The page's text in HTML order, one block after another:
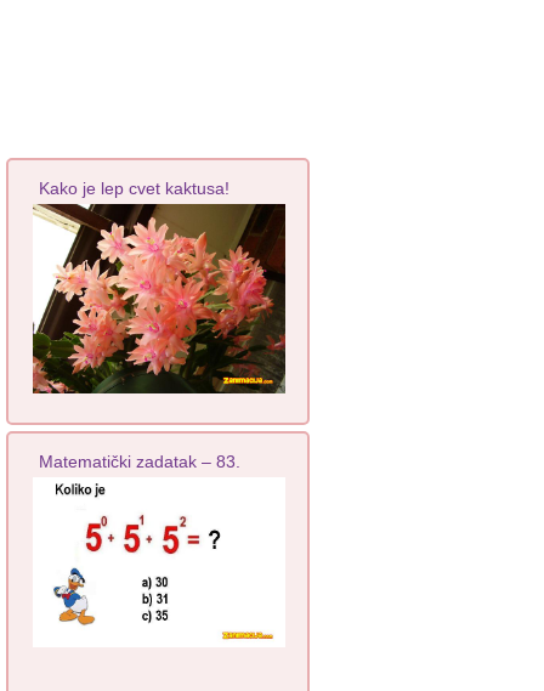
Kako je lep cvet kaktusa!
Matematički zadatak – 83.